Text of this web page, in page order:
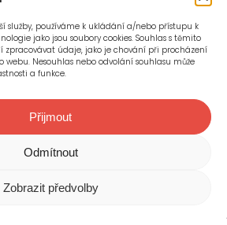
služby, používáme k ukládání a/nebo přístupu k
jako jsou soubory cookies. Souhlas s těmito
údaje, jako je chování při procházení
Nesouhlas nebo odvolání souhlasu může
a funkce.
Přijmout
Odmítnout
Zobrazit předvolby
DIČ: CZ26172542
spojení: Raiffeisenbank,
56403028/5500
v OR vedeném Městským
oddíl C, vložka 76777
2026 Kapr Divers, s. r.o.
práva vyhrazena
webu Asimary s.r.o.